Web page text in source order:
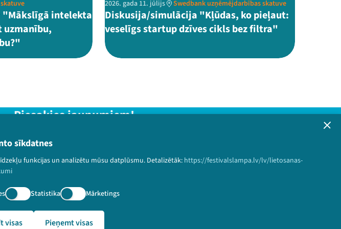
sīkdatnes
funkcijas un analizētu mūsu datplūsmu. Detalizētāk: https://festivalslampa.lv/lv/lietosanas-
Statistika Mārketings
visas Pieņemt visas
"Mākslīgā intelekta
uzmanību,
2026. gada 11. jūlijs Swedbank uzņēmējdarbības skatuve
Diskusija/simulācija "Kļūdas, ko pieļaut:
veselīgs startup dzīves cikls bez filtra"
Piesakies jaunumiem!
Nepalaid garām aktuālāko informāciju!
Pieteikties
lv/video-arhivs/2388